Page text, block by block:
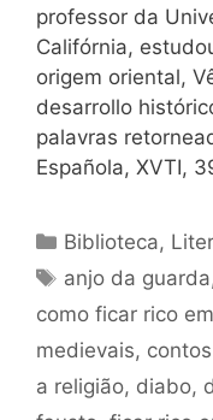
professor da
Califórnia,
origem oriental,
desarrollo
palavras
Española, XVTI,
Categorias
Biblioteca,
Tags
anjo da guarda
como ficar rico
medievais,
a religião, diabo,